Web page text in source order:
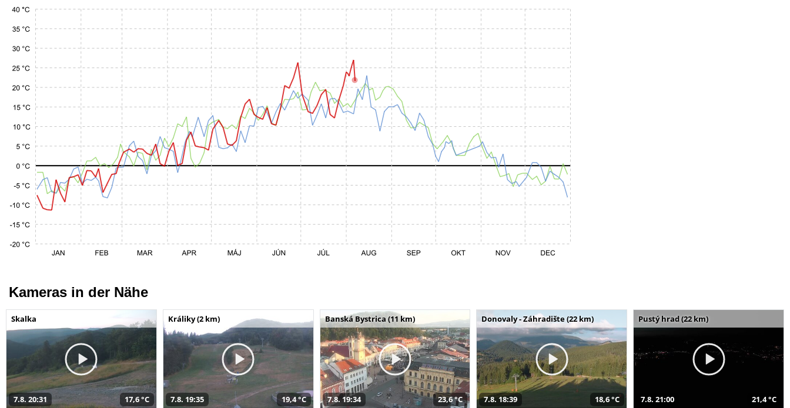
Kameras in der Nähe
Skalka
7.8. 20:31 17,6 °C
Králiky (2 km)
7.8. 19:35 19,4 °C
Banská Bystrica (11 km)
7.8. 19:34 23,6 °C
Donovaly - Záhradište (22 km)
7.8. 18:39 18,6 °C
Pustý hrad (22 km)
7.8. 21:00 21,4 °C